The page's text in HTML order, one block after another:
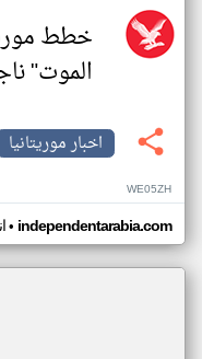
خطط
الموت"
اخبار موريتانيا
WE05ZH
• independentarabia.com